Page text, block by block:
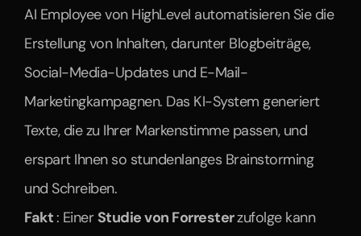
AI Employee von HighLevel automatisieren Sie die
Erstellung von Inhalten, darunter Blogbeiträge,
Social-Media-Updates und E-Mail-
Marketingkampagnen. Das KI-System generiert
Texte, die zu Ihrer Markenstimme passen, und
erspart Ihnen so stundenlanges Brainstorming
und Schreiben.
Fakt : Einer Studie von Forrester zufolge kann